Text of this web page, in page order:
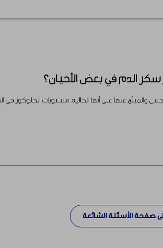
سكر الدم في بعض الأحيان؟
عنها على أنها الحالية، مستويات الجلوكوز في
صفحة الأسئلة الشائعة